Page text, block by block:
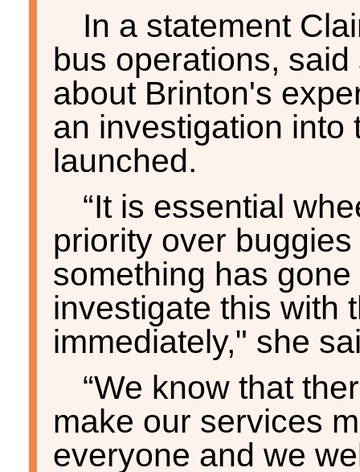
In a statement
bus operations,
about Brinton's
an investigation into
launched.
“It is essential
priority over
something has
investigate this with
immediately," she
“We know that
make our services
everyone and we